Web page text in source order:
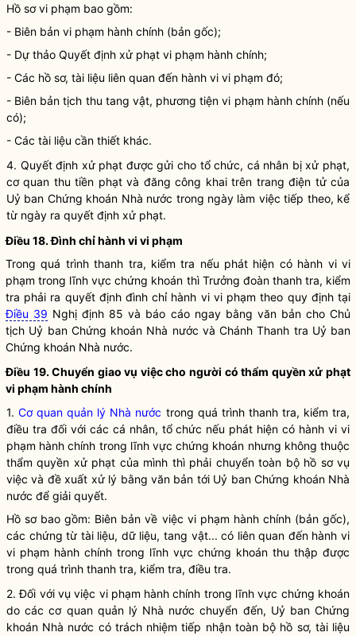
Hồ sơ vi phạm bao gồm:
- Biên bản vi phạm hành chính (bản gốc);
- Dự thảo Quyết định xử phạt vi phạm hành chính;
- Các hồ sơ, tài liệu liên quan đến hành vi vi phạm đó;
- Biên bản tịch thu tang vật, phương tiện vi phạm hành chính (nếu
có);
- Các tài liệu cần thiết khác.
4. Quyết định xử phạt được gửi cho tổ chức, cá nhân bị xử phạt,
cơ quan thu tiền phạt và đăng công khai trên trang điện tử của
Uỷ ban Chứng khoán Nhà nước trong ngày làm việc tiếp theo, kể
từ ngày ra quyết định xử phạt.
Điều 18. Đình chỉ hành vi vi phạm
Trong quá trình thanh tra, kiểm tra nếu phát hiện có hành vi vi
phạm trong lĩnh vựcchứng khoán thì Trưởng đoàn thanh tra, kiểm
tra phải ra quyết định đình chỉ hành vi vi phạm theo quy định tại
Điều 39 Nghị định 85 và báo cáo ngay bằng văn bản cho Chủ
tịch Uỷ ban Chứng khoán Nhà nước và Chánh Thanh tra Uỷ ban
Chứng khoán Nhà nước.
Điều 19. Chuyển giao vụ việc cho người có thẩm quyền xử phạt
vi phạm hành chính
1.Cơ quan quản lý Nhà nước trong quá trình thanh tra, kiểm tra,
điều tra đối với các cá nhân, tổ chức nếu phát hiện có hành vi vi
phạm hành chính trong lĩnh vựcchứng khoán nhưng không thuộc
thẩmquyền xử phạt của mình thì phải chuyển toàn bộ hồ sơ vụ
việc và đề xuất xử lý bằng văn bản tới Uỷ banChứng khoánNhà
nước để giải quyết.
Hồ sơ bao gồm: Biên bản về việc vi phạm hành chính (bản gốc),
các chứng từ tài liệu, dữ liệu, tang vật... có liên quan đến hành vi
vi phạm hành chính trong lĩnh vực chứng khoán thu thập được
trong quá trình thanh tra, kiểm tra, điều tra.
2. Đối với vụ việc vi phạm hành chính trong lĩnh vực chứng khoán
do cáccơ quan quản lý Nhà nước chuyển đến, Uỷ banChứng
khoán Nhà nước có trách nhiệm tiếp nhận toàn bộ hồ sơ, tài liệu